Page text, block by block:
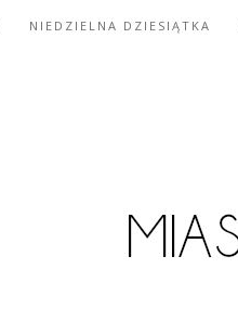
NIEDZIELNA DZIESIĄTKA